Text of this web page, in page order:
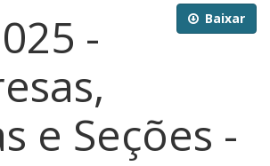
Baixar
-
e Seções -